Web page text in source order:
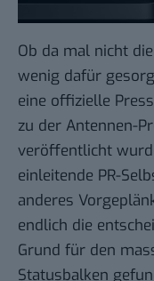
Ob da mal nicht
wenig dafür
eine offizielle
zu der Antennen-
veröffentlicht
einleitende PR-
anderes
endlich die
Grund für den
Statusbalken